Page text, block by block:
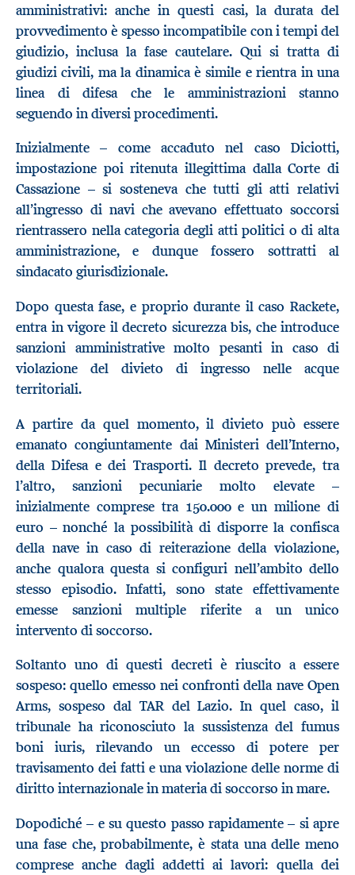
amministrativi: anche in questi casi, la durata del
provvedimento è spesso incompatibile con i tempi del
giudizio, inclusa la fase cautelare. Qui si tratta di
giudizi civili, ma la dinamica è simile e rientra in una
linea di difesa che le amministrazioni stanno
seguendo in diversi procedimenti.
Inizialmente – come accaduto nel caso Diciotti,
impostazione poi ritenuta illegittima dalla Corte di
Cassazione – si sosteneva che tutti gli atti relativi
all’ingresso di navi che avevano effettuato soccorsi
rientrassero nella categoria degli atti politici o di alta
amministrazione, e dunque fossero sottratti al
sindacato giurisdizionale.
Dopo questa fase, e proprio durante il caso Rackete,
entra in vigore il decreto sicurezza bis, che introduce
sanzioni amministrative molto pesanti in caso di
violazione del divieto di ingresso nelle acque
territoriali.
A partire da quel momento, il divieto può essere
emanato congiuntamente dai Ministeri dell’Interno,
della Difesa e dei Trasporti. Il decreto prevede, tra
l’altro, sanzioni pecuniarie molto elevate –
inizialmente comprese tra 150.000 e un milione di
euro – nonché la possibilità di disporre la confisca
della nave in caso di reiterazione della violazione,
anche qualora questa si configuri nell’ambito dello
stesso episodio. Infatti, sono state effettivamente
emesse sanzioni multiple riferite a un unico
intervento di soccorso.
Soltanto uno di questi decreti è riuscito a essere
sospeso: quello emesso nei confronti della nave Open
Arms, sospeso dal TAR del Lazio. In quel caso, il
tribunale ha riconosciuto la sussistenza del fumus
boni iuris, rilevando un eccesso di potere per
travisamento dei fatti e una violazione delle norme di
diritto internazionale in materia di soccorso in mare.
Dopodiché – e su questo passo rapidamente – si apre
una fase che, probabilmente, è stata una delle meno
comprese anche dagli addetti ai lavori: quella dei